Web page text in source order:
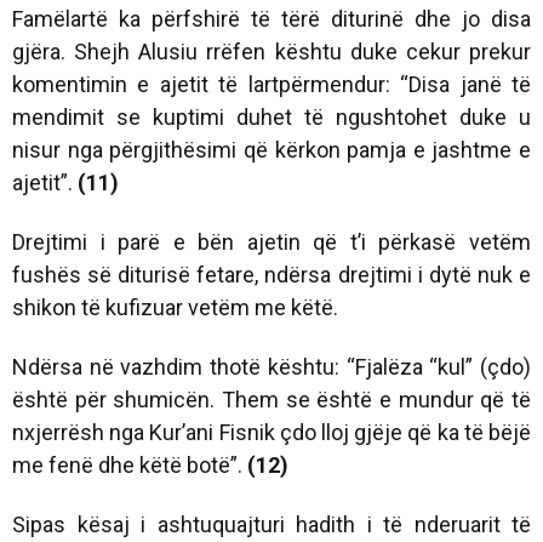
Famëlartë ka përfshirë të tërë diturinë dhe jo disa
gjëra. Shejh Alusiu rrëfen kështu duke cekur prekur
komentimin e ajetit të lartpërmendur: “Disa janë të
mendimit se kuptimi duhet të ngushtohet duke u
nisur nga përgjithësimi që kërkon pamja e jashtme e
ajetit”. (11)
Drejtimi i parë e bën ajetin që t’i përkasë vetëm
fushës së diturisë fetare, ndërsa drejtimi i dytë nuk e
shikon të kufizuar vetëm me këtë.
Ndërsa në vazhdim thotë kështu: “Fjalëza “kul” (çdo)
është për shumicën. Them se është e mundur që të
nxjerrësh nga Kur’ani Fisnik çdo lloj gjëje që ka të bëjë
me fenë dhe këtë botë”. (12)
Sipas kësaj i ashtuquajturi hadith i të nderuarit të